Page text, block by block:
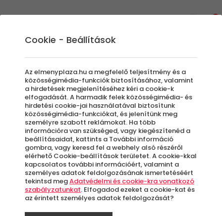
Forma Versenyautó Vezetés:
Forma 1 élmény ajándékba
A Forma 1 szerelmeseinek ez jelentheti a
tökéletes élmény ajándékot. Akár a
Hungaroring is otthont adhat egy kis
lóerőkergetésnek, élményautózásnak. Profi
versenyautók és F1 versenycsapatok
keréknyomába léphet, amikor gázba tapos!
Szűrők beállítása
Cookie - Beállítások
Az elmenyplaza.hu a megfelelő teljesítmény és a
közösségimédia-funkciók biztosításához, valamint
a hirdetések megjelenítéséhez kéri a cookie-k
elfogadását. A harmadik felek közösségimédia- és
hirdetési cookie-jai használatával biztosítunk
közösségimédia-funkciókat, és jelenítünk meg
személyre szabott reklámokat. Ha több
információra van szükséged, vagy kiegészítenéd a
beállításaidat, kattints a További információ
gombra, vagy keresd fel a webhely alsó részéről
elérhető Cookie-beállítások területet. A cookie-kkal
kapcsolatos további információért, valamint a
személyes adatok feldolgozásának ismertetéséért
tekintsd megAdatvédelmi és cookie-kra vonatkozó
szabályzatunkat. Elfogadod ezeket a cookie-kat és
az érintett személyes adatok feldolgozását?